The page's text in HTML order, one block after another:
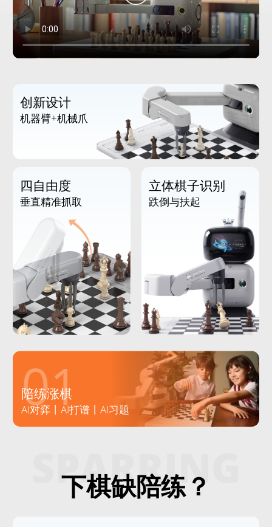
创新设计
机器臂+机械爪
四自由度
垂直精准抓取
立体棋子识别
跌倒与扶起
01
陪练涨棋
AI对弈丨AI打谱丨AI习题
SPARRING
下棋缺陪练？